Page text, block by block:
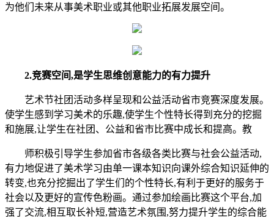
为他们未来从事美术职业或其他职业拓展发展空间。
2.竞赛空间,是学生思维创意能力的有力提升
艺术节社团活动多样呈现和公益活动省市竞赛深度发展。
使学生感到学习美术的乐趣,使学生个性特长得到充分的挖掘
和施展,让学生在社团、公益和省市比赛中成长和提高。教
师积极引导学生参加省市各级各类比赛与社会公益活动,
有力地促进了美术学习由单一课本知识向课外综合知识延伸的
转变,也充分挖掘出了学生们的个性特长,有利于更好的服务于
社会以及更好的宣传色粉画。通过参加绘画比赛这个平台,加
强了交流,相互取长补短,营造艺术氛围,努力提升学生的综合能